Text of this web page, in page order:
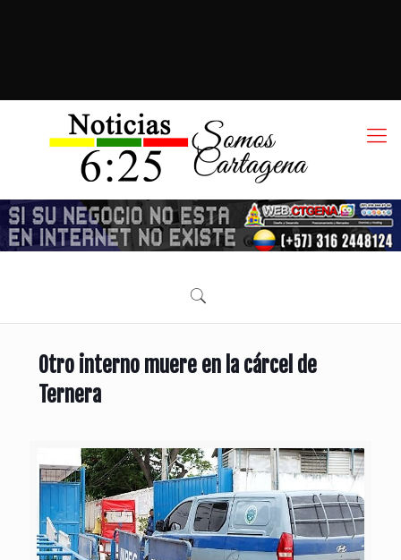
Otro interno muere en la cárcel de
Ternera